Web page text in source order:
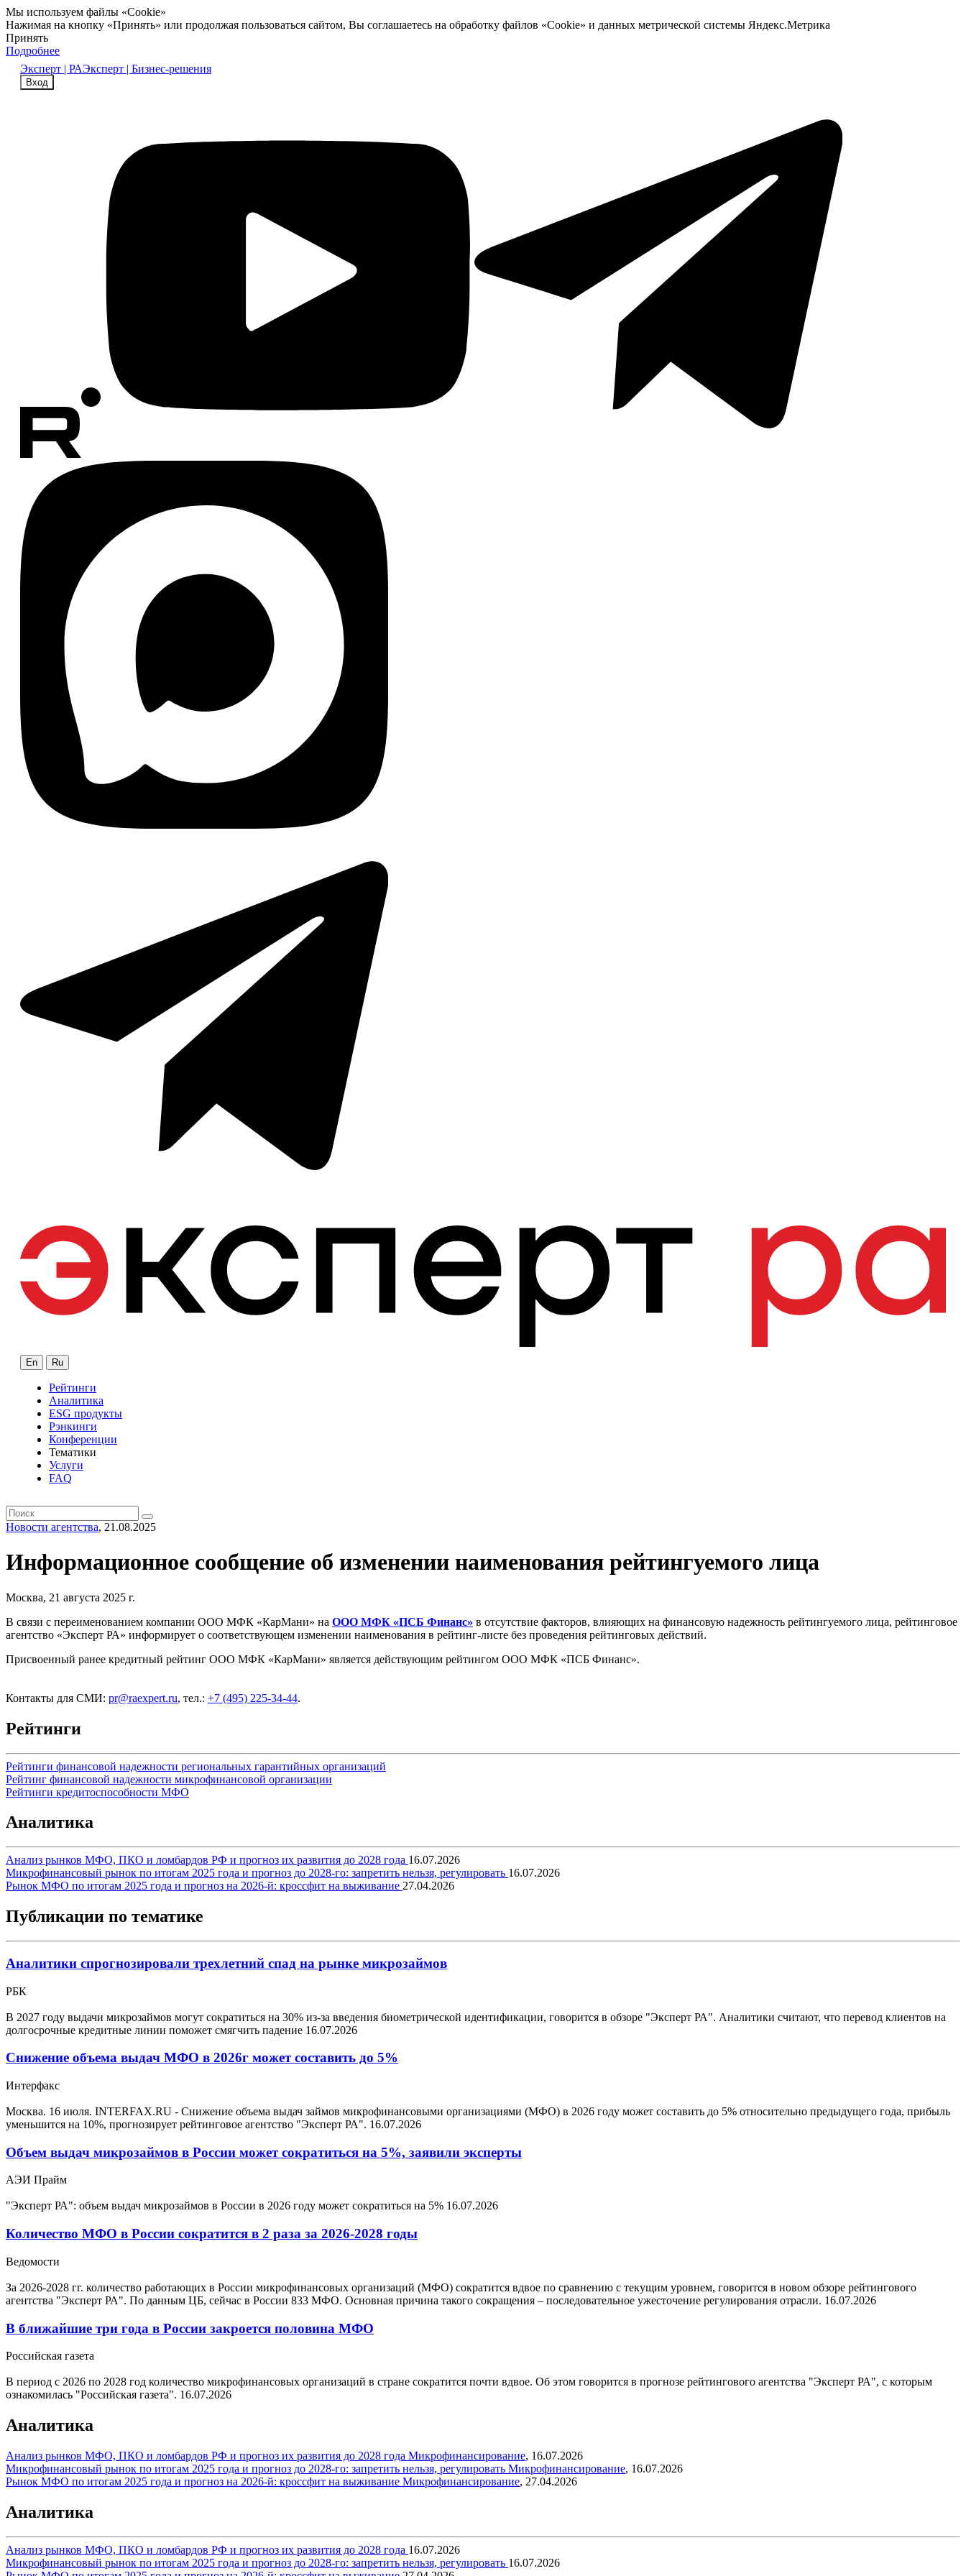
Мы используем файлы «Cookie»
Нажимая на кнопку «Принять» или продолжая пользоваться сайтом, Вы соглашаетесь на обработку файлов «Cookie» и данных метрической системы Яндекс.Метрика
Принять
Подробнее
Эксперт | РАЭксперт | Бизнес-решения
Вход
En Ru
Рейтинги
Аналитика
ESG продукты
Рэнкинги
Конференции
Тематики
Услуги
FAQ
Новости агентства, 21.08.2025
Информационное сообщение об изменении наименования рейтингуемого лица
Москва, 21 августа 2025 г.
В связи с переименованием компании ООО МФК «КарМани» на ООО МФК «ПСБ Финанс» в отсутствие факторов, влияющих на финансовую надежность рейтингуемого лица, рейтинговое
агентство «Эксперт РА» информирует о соответствующем изменении наименования в рейтинг-листе без проведения рейтинговых действий.
Присвоенный ранее кредитный рейтинг ООО МФК «КарМани» является действующим рейтингом ООО МФК «ПСБ Финанс».
Контакты для СМИ: pr@raexpert.ru, тел.: +7 (495) 225-34-44.
Рейтинги
Рейтинги финансовой надежности региональных гарантийных организаций
Рейтинг финансовой надежности микрофинансовой организации
Рейтинги кредитоспособности МФО
Аналитика
Анализ рынков МФО, ПКО и ломбардов РФ и прогноз их развития до 2028 года 16.07.2026
Микрофинансовый рынок по итогам 2025 года и прогноз до 2028-го: запретить нельзя, регулировать 16.07.2026
Рынок МФО по итогам 2025 года и прогноз на 2026-й: кроссфит на выживание 27.04.2026
Публикации по тематике
Аналитики спрогнозировали трехлетний спад на рынке микрозаймов
РБК
В 2027 году выдачи микрозаймов могут сократиться на 30% из-за введения биометрической идентификации, говорится в обзоре "Эксперт РА". Аналитики считают, что перевод клиентов на
долгосрочные кредитные линии поможет смягчить падение 16.07.2026
Снижение объема выдач МФО в 2026г может составить до 5%
Интерфакс
Москва. 16 июля. INTERFAX.RU - Снижение объема выдач займов микрофинансовыми организациями (МФО) в 2026 году может составить до 5% относительно предыдущего года, прибыль
уменьшится на 10%, прогнозирует рейтинговое агентство "Эксперт РА". 16.07.2026
Объем выдач микрозаймов в России может сократиться на 5%, заявили эксперты
АЭИ Прайм
"Эксперт РА": объем выдач микрозаймов в России в 2026 году может сократиться на 5% 16.07.2026
Количество МФО в России сократится в 2 раза за 2026-2028 годы
Ведомости
За 2026-2028 гг. количество работающих в России микрофинансовых организаций (МФО) сократится вдвое по сравнению с текущим уровнем, говорится в новом обзоре рейтингового
агентства "Эксперт РА". По данным ЦБ, сейчас в России 833 МФО. Основная причина такого сокращения – последовательное ужесточение регулирования отрасли. 16.07.2026
В ближайшие три года в России закроется половина МФО
Российская газета
В период с 2026 по 2028 год количество микрофинансовых организаций в стране сократится почти вдвое. Об этом говорится в прогнозе рейтингового агентства "Эксперт РА", с которым
ознакомилась "Российская газета". 16.07.2026
Аналитика
Анализ рынков МФО, ПКО и ломбардов РФ и прогноз их развития до 2028 года Микрофинансирование, 16.07.2026
Микрофинансовый рынок по итогам 2025 года и прогноз до 2028-го: запретить нельзя, регулировать Микрофинансирование, 16.07.2026
Рынок МФО по итогам 2025 года и прогноз на 2026-й: кроссфит на выживание Микрофинансирование, 27.04.2026
Аналитика
Анализ рынков МФО, ПКО и ломбардов РФ и прогноз их развития до 2028 года 16.07.2026
Микрофинансовый рынок по итогам 2025 года и прогноз до 2028-го: запретить нельзя, регулировать 16.07.2026